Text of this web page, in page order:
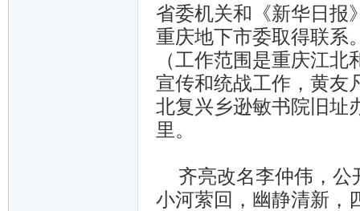
省委机关和《新华日报
重庆地下市委取得联系
（工作范围是重庆江
宣传和统战工作，黄友
北复兴乡逊敏书院旧址
里。
齐亮改名李仲伟，公
小河萦回，幽静清新，